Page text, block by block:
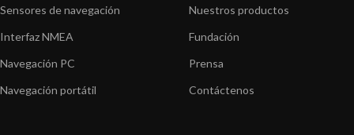
Sensores de navegación
Interfaz NMEA
Navegación PC
Navegación portátil
Nuestros productos
Fundación
Prensa
Contáctenos